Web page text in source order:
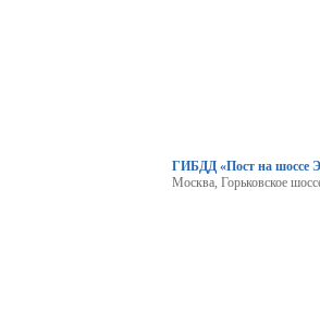
ГИБДД «Пост на шоссе
Москва, Горьковское